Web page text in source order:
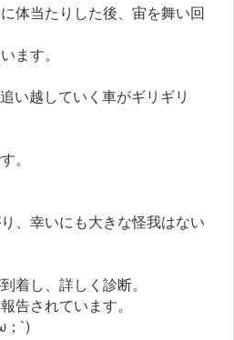
体当たりした後、宙を舞い回
ます。
い越していく車がギリギリ
。
、幸いにも大きな怪我はない
着し、詳しく診断。
告されています。
；`)